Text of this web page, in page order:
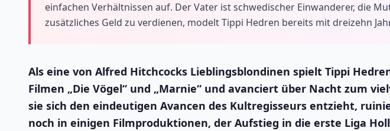
einfachen Verhältnissen auf. Der Vater ist schwedischer Einwanderer, die
zusätzliches Geld zu verdienen, modelt Tippi Hedren bereits mit dreizehn
Als eine von Alfred Hitchcocks Lieblingsblondinen spielt Tippi
Filmen „Die Vögel“ und „Marnie“ und avanciert über Nacht zum
sie sich den eindeutigen Avancen des Kultregisseurs entzieht,
noch in einigen Filmproduktionen, der Aufstieg in die erste Liga